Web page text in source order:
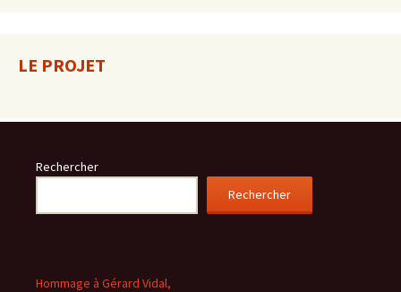
LE PROJET
Rechercher
Rechercher
Hommage à Gérard Vidal,